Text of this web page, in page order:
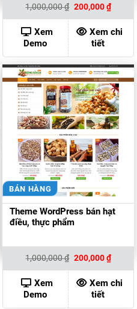
₫.
1,000,000₫ Giá
là:
1,000,000 ₫.
200,000₫Giá
hiện
tại
là:
Xem
Demo
Xem chi
tiết
₫.
BÁN HÀNG
Theme WordPress bán hạt
điều, thực phẩm
1,000,000₫ Giá
là:
1,000,000 ₫.
200,000₫Giá
hiện
tại
là:
Xem
Demo
Xem chi
tiết